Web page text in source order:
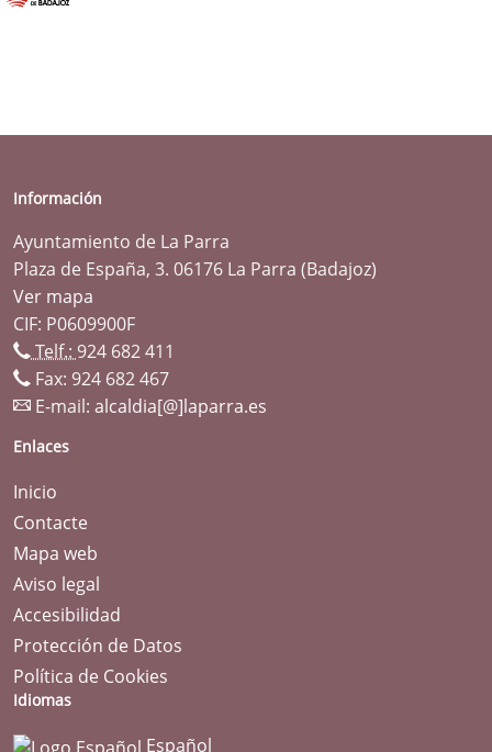
Información
Ayuntamiento de La Parra
Plaza de España, 3. 06176 La Parra (Badajoz)
Ver mapa
CIF: P0609900F
Telf.: 924 682 411
Fax: 924 682 467
E-mail: alcaldia[@]laparra.es
Enlaces
Inicio
Contacte
Mapa web
Aviso legal
Accesibilidad
Protección de Datos
Política de Cookies
Idiomas
Español